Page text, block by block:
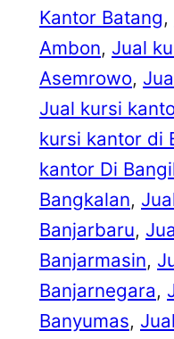
Kantor Batang,
Ambon, Jual
Asemrowo,
Jual kursi
kursi kantor di
kantor Di
Bangkalan,
Banjarbaru,
Banjarmasin,
Banjarnegara,
Banyumas,